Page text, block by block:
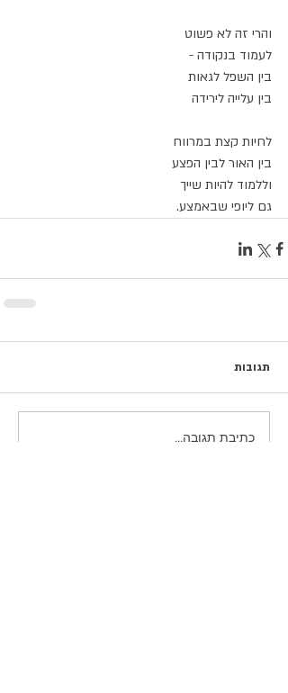
והרי זה לא פשוט
לעמוד בנקודה -
בין השפל לגאות
בין עלייה לירידה
לחיות קצת במרווח
בין האור לבין הפצע
וללמוד להיות שייך
גם ליופי שבאמצע.
תגובות
כתיבת תגובה...